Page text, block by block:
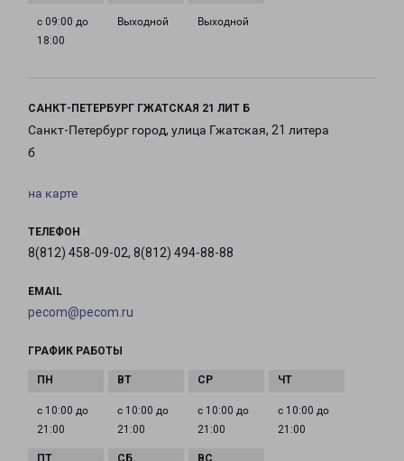
с 09:00 до
18:00
Выходной Выходной
САНКТ-ПЕТЕРБУРГ ГЖАТСКАЯ 21 ЛИТ Б
Санкт-Петербург город, улица Гжатская, 21 литера
б
на карте
ТЕЛЕФОН
8(812) 458-09-02, 8(812) 494-88-88
EMAIL
pecom@pecom.ru
ГРАФИК РАБОТЫ
с 10:00 до
21:00
с 10:00 до
21:00
с 10:00 до
21:00
с 10:00 до
21:00